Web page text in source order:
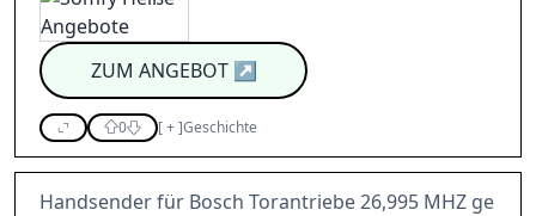
ZUM ANGEBOT↗
0 [+]Geschichte
Handsender für Bosch Torantriebe 26,995 MHZ ge